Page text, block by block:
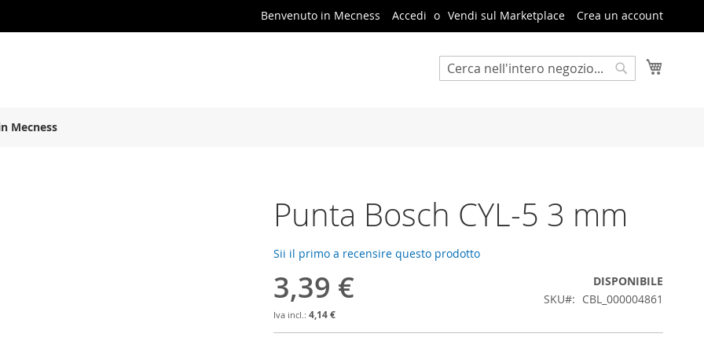
Benvenuto in Mecness Accedi Vendi sul Marketplace Crea un account
Cerca
Mecness
Punta Bosch CYL-5 3 mm
Sii il primo a recensire questo prodotto
3,39 €
4,14 €
DISPONIBILE
SKU
CBL_000004861